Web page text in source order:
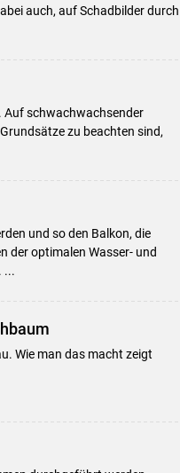
auch, auf Schadbilder durch
Auf schwachwachsender
zu beachten sind,
und so den Balkon, die
der optimalen Wasser- und
...
Wie man das macht zeigt